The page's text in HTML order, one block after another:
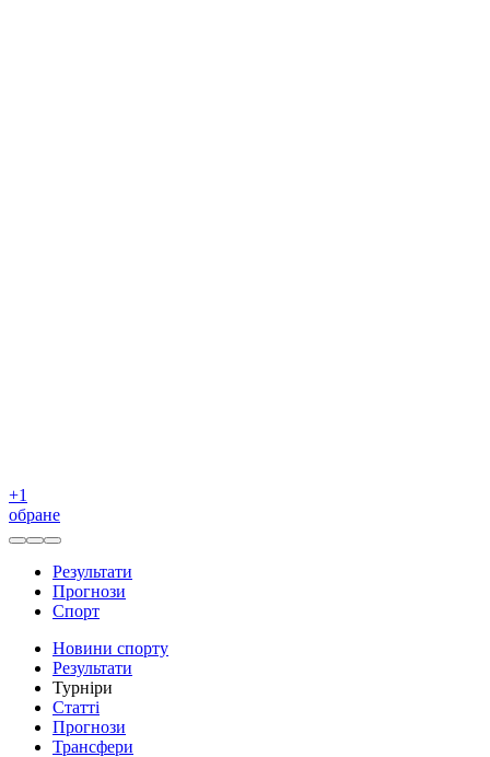
+1
обране
Результати
Прогнози
Спорт
Новини спорту
Результати
Турніри
Статті
Прогнози
Трансфери